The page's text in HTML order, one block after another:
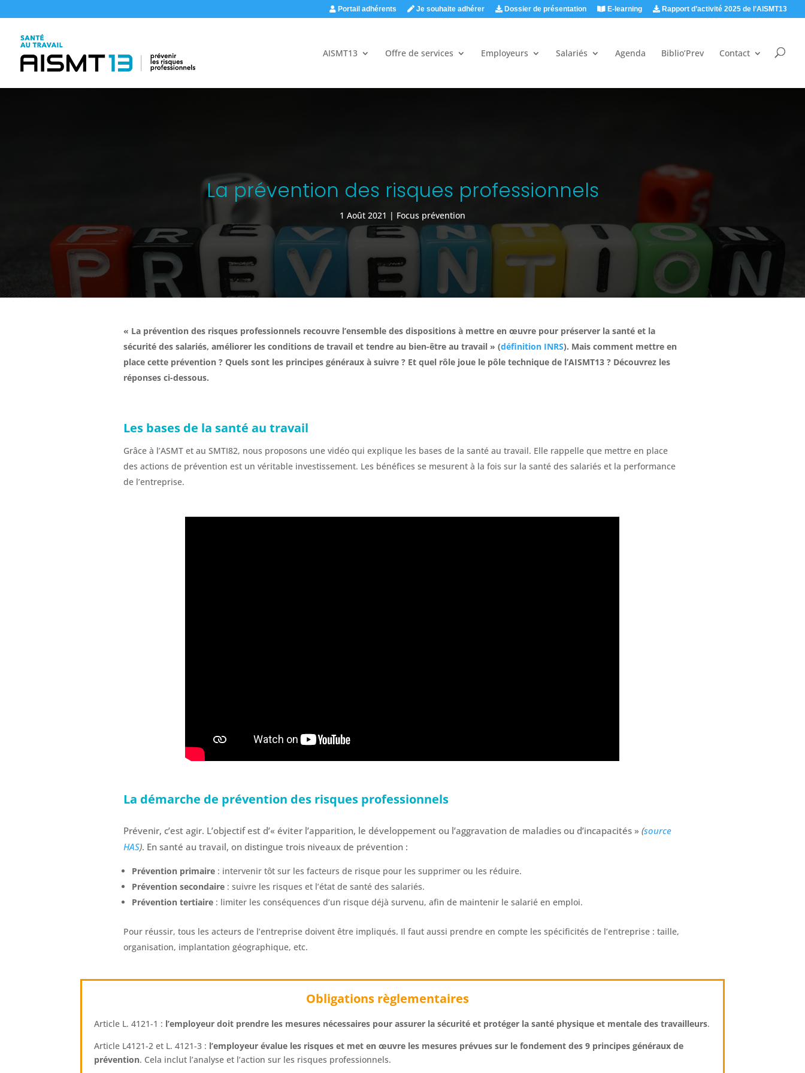
Portail adhérents Je souhaite adhérer Dossier de présentation E-learning Rapport d’activité 2025 de l’AISMT13
AISMT13 Offre de services Employeurs Salariés Agenda Biblio’Prev Contact
La prévention des risques professionnels
1 Août 2021 Focus prévention
« La prévention des risques professionnels recouvre l’ensemble des dispositions à mettre en œuvre pour préserver la santé et la
sécurité des salariés, améliorer les conditions de travail et tendre au bien-être au travail » (définition INRS). Mais comment mettre en
place cette prévention ? Quels sont les principes généraux à suivre ? Et quel rôle joue le pôle technique de l’AISMT13 ? Découvrez les
réponses ci-dessous.
Les bases de la santé au travail
Grâce à l’ASMT et au SMTI82, nous proposons une vidéo qui explique les bases de la santé au travail. Elle rappelle que mettre en place
des actions de prévention est un véritable investissement. Les bénéfices se mesurent à la fois sur la santé des salariés et la performance
de l’entreprise.
La démarche de prévention des risques professionnels
Prévenir, c’est agir. L’objectif est d’« éviter l’apparition, le développement ou l’aggravation de maladies ou d’incapacités » (source
HAS). En santé au travail, on distingue trois niveaux de prévention :
Prévention primaire: intervenir tôt sur les facteurs de risque pour les supprimer ou les réduire.
Prévention secondaire: suivre les risques et l’état de santé des salariés.
Prévention tertiaire: limiter les conséquences d’un risque déjà survenu, afin de maintenir le salarié en emploi.
Pour réussir, tous les acteurs de l’entreprise doivent être impliqués. Il faut aussi prendre en compte les spécificités de l’entreprise : taille,
organisation, implantation géographique, etc.
Obligations règlementaires
Article L. 4121-1 : l’employeur doit prendre les mesures nécessaires pour assurer la sécurité et protéger la santé physique et mentale des travailleurs.
Article L4121-2 et L. 4121-3 : l’employeur évalue les risques et met en œuvre les mesures prévues sur le fondement des 9 principes généraux de
prévention. Cela inclut l’analyse et l’action sur les risques professionnels.